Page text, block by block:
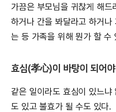
가끔은 부모님을 귀찮게 해
하거나 간을 봐달라고 하거
는 등 가족을 위해 뭔가 할 수
효심(孝心)이 바탕이 되어야
같은 일이라도 효심이 있느
도 있고 불효가 될 수도 있다.